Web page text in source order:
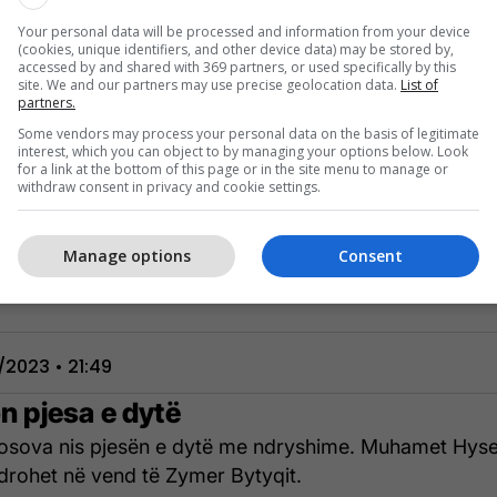
Korenica me një goditje të fortë nga distanca,
mbi portë.
2023 22:01
e Ilir Krasniqit përfundon pak centimetra larg
2023 • 21:49
pjesa e dytë
nis pjesën e dytë me ndryshime. Muhamet
në vend të Zymer Bytyqit.
Your personal data will be processed and information from your device
(cookies, unique identifiers, and other device data) may be stored by,
accessed by and shared with 369 partners, or used specifically by this
site. We and our partners may use precise geolocation data. List of
partners.
Some vendors may process your personal data on the basis of legitimate
interest, which you can object to by managing your options below. Look
for a link at the bottom of this page or in the site menu to manage or
withdraw consent in privacy and cookie settings.
Consent
Manage options